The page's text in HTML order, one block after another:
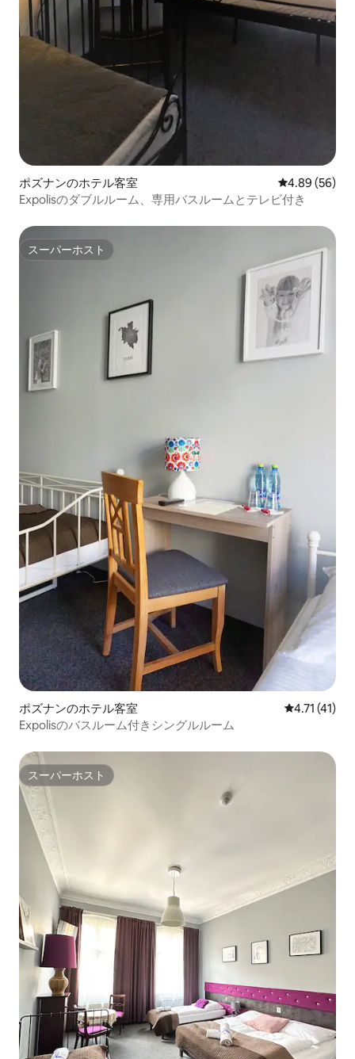
ポズナンのホテル客室 レビュー56
4.89 (56)
Expolisのダブルルーム、専用バスルームとテレビ付き
スーパーホスト
スーパーホスト
ポズナンのホテル客室 レビュー41
4.71 (41)
Expolisのバスルーム付きシングルルーム
スーパーホスト
スーパーホスト